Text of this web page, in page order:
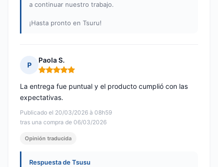
a continuar nuestro trabajo.
¡Hasta pronto en Tsuru!
P
Paola S.
Nota: 5 de 5
Publicado el 20/03/2026 à 08h59
tras una compra de 06/03/2026
La entrega fue puntual y el producto cumplió con las
expectativas.
Opinión traducida
Respuesta de Tsusu